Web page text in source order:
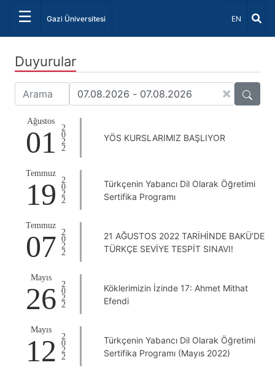
☰ Gazi Üniversitesi Dil Seçiniz
EN
Duyurular
×
Ağustos
01 2022 YÖS KURSLARIMIZ BAŞLIYOR
Temmuz
19 2022
Türkçenin Yabancı Dil Olarak Öğretimi
Sertifika Programı
Temmuz
07 2022
21 AĞUSTOS 2022 TARİHİNDE BAKÜ'DE
TÜRKÇE SEVİYE TESPİT SINAVI!
Mayıs
26 2022
Köklerimizin İzinde 17: Ahmet Mithat
Efendi
Mayıs
12 2022
Türkçenin Yabancı Dil Olarak Öğretimi
Sertifika Programı (Mayıs 2022)